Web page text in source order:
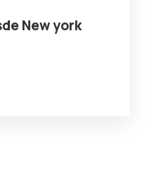
New york